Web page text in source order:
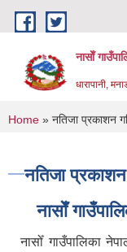
Skip to main content
नासाेँ
धारापानी,
You are
Home » नतिजा प्रकाशन
नतिजा प्रकाशन
नासाेँ
नासोँ गाउँपालिका